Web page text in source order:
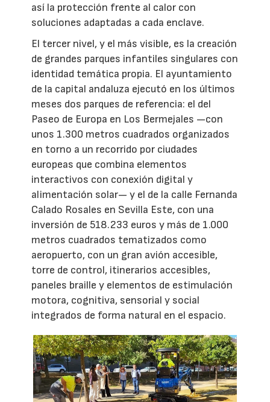
así la protección frente al calor con
soluciones adaptadas a cada enclave.
El tercer nivel, y el más visible, es la creación
de grandes parques infantiles singulares con
identidad temática propia. El ayuntamiento
de la capital andaluza ejecutó en los últimos
meses dos parques de referencia: el del
Paseo de Europa en Los Bermejales —con
unos 1.300 metros cuadrados organizados
en torno a un recorrido por ciudades
europeas que combina elementos
interactivos con conexión digital y
alimentación solar— y el de la calle Fernanda
Calado Rosales en Sevilla Este, con una
inversión de 518.233 euros y más de 1.000
metros cuadrados tematizados como
aeropuerto, con un gran avión accesible,
torre de control, itinerarios accesibles,
paneles braille y elementos de estimulación
motora, cognitiva, sensorial y social
integrados de forma natural en el espacio.